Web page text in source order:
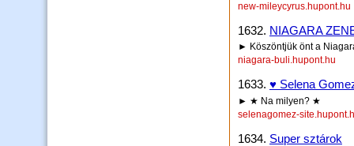
new-mileycyrus.hupont.hu
1632. NIAGARA
► Köszöntjük önt a
niagara-buli.hupont.hu
1633. ♥ Selena
► ★ Na milyen? ★
selenagomez-
1634. Super sztárok